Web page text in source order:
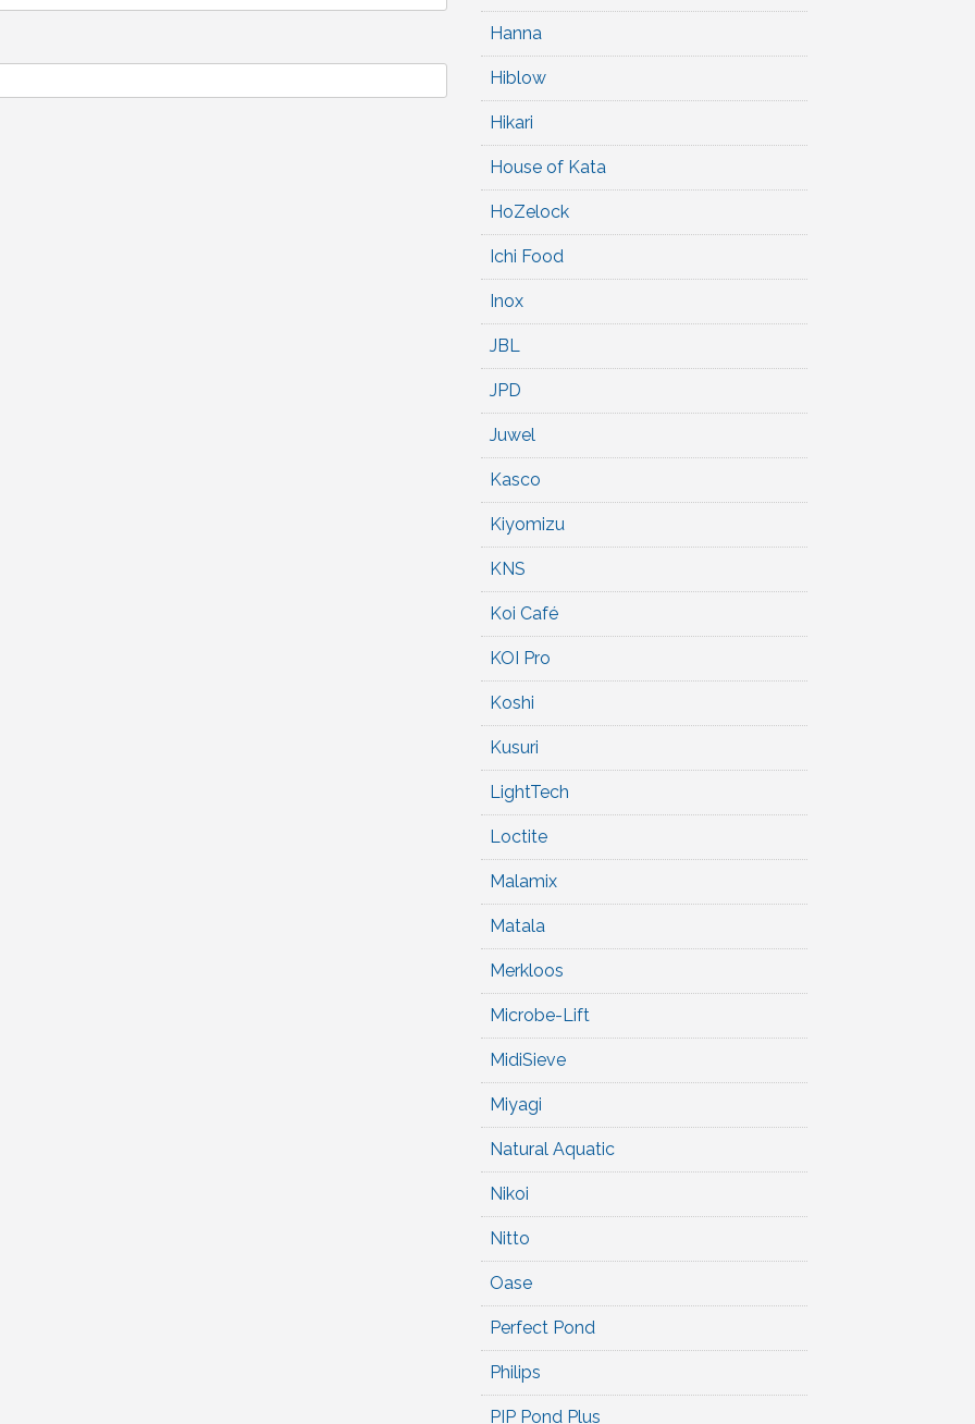
Hanna
Hiblow
Hikari
House of Kata
HoZelock
Ichi Food
Inox
JBL
JPD
Juwel
Kasco
Kiyomizu
KNS
Koi Café
KOI Pro
Koshi
Kusuri
LightTech
Loctite
Malamix
Matala
Merkloos
Microbe-Lift
MidiSieve
Miyagi
Natural Aquatic
Nikoi
Nitto
Oase
Perfect Pond
Philips
PIP Pond Plus